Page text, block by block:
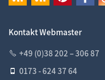
Kontakt Webmaster
+49 (0)38 202 – 306 87
0173 - 624 37 64